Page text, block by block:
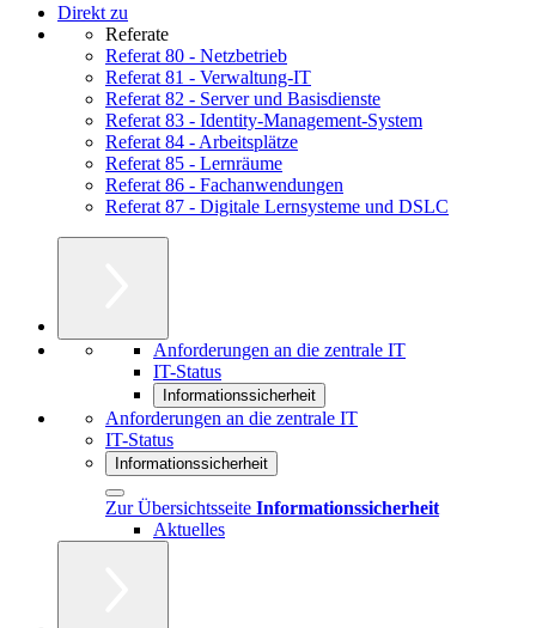
Direkt zu
Referate
Referat 80 - Netzbetrieb
Referat 81 - Verwaltung-IT
Referat 82 - Server und Basisdienste
Referat 83 - Identity-Management-System
Referat 84 - Arbeitsplätze
Referat 85 - Lernräume
Referat 86 - Fachanwendungen
Referat 87 - Digitale Lernsysteme und DSLC
Anforderungen an die zentrale IT
IT-Status
Informationssicherheit
Anforderungen an die zentrale IT
IT-Status
Informationssicherheit
Zur Übersichtsseite Informationssicherheit
Aktuelles